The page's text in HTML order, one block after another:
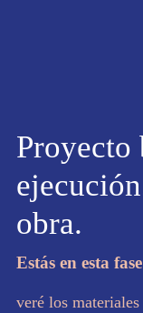
Proyecto
obra.
Estás en esta
veré los